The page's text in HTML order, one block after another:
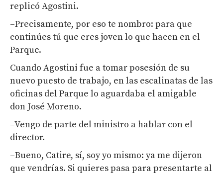
replicó Agostini.
–Precisamente, por eso te nombro: para que
continúes tú que eres joven lo que hacen en el
Parque.
Cuando Agostini fue a tomar posesión de su
nuevo puesto de trabajo, en las escalinatas de las
oficinas del Parque lo aguardaba el amigable
don José Moreno.
–Vengo de parte del ministro a hablar con el
director.
–Bueno, Catire, sí, soy yo mismo: ya me dijeron
que vendrías. Si quieres pasa para presentarte al